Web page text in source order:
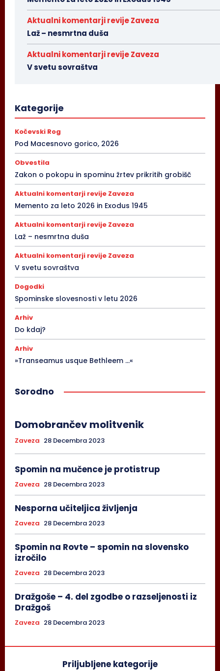
Aktualni komentarji revije Zaveza
Laž – nesmrtna duša
Aktualni komentarji revije Zaveza
V svetu sovraštva
Kategorije
Kočevski Rog
Pod Macesnovo gorico, 2026
Obvestila
Zakon o pokopu in spominu žrtev prikritih grobišč
Aktualni komentarji revije Zaveza
Memento za leto 2026 in Exodus 1945
Aktualni komentarji revije Zaveza
Laž – nesmrtna duša
Aktualni komentarji revije Zaveza
V svetu sovraštva
Dogodki
Spominske slovesnosti v letu 2026
Arhiv
Do kdaj?
Arhiv
»Transeamus usque Bethleem …«
Sorodno
Domobrančev molitvenik
Zaveza 28 Decembra 2023
Spomin na mučence je protistrup
Zaveza 28 Decembra 2023
Nesporna učiteljica življenja
Zaveza 28 Decembra 2023
Spomin na Rovte – spomin na slovensko
izročilo
Zaveza 28 Decembra 2023
Dražgoše – 4. del zgodbe o razseljenosti iz
Dražgoš
Zaveza 28 Decembra 2023
Priljubljene kategorije